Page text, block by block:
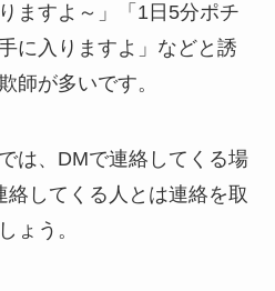
ますよ～」「1日5分ポチ
に入りますよ」などと誘
師が多いです。
は、DMで連絡してくる場
してくる人とは連絡を取
ょう。